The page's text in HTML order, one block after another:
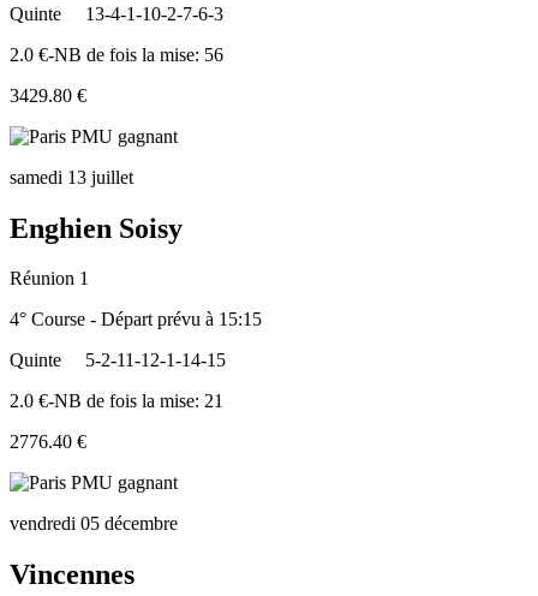
Quinte
13-4-1-10-2-7-6-3
2.0 €-NB de fois la mise: 56
3429.80 €
samedi 13 juillet
Enghien Soisy
Réunion 1
4° Course - Départ prévu à 15:15
Quinte
5-2-11-12-1-14-15
2.0 €-NB de fois la mise: 21
2776.40 €
vendredi 05 décembre
Vincennes